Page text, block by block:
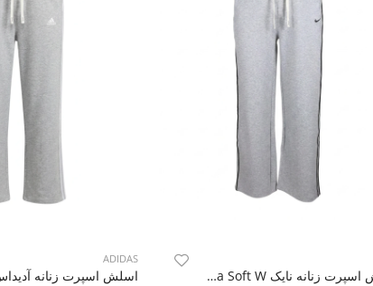
اسلش اسپرت زنانه نایک Nike Elesa Soft W
ADIDAS